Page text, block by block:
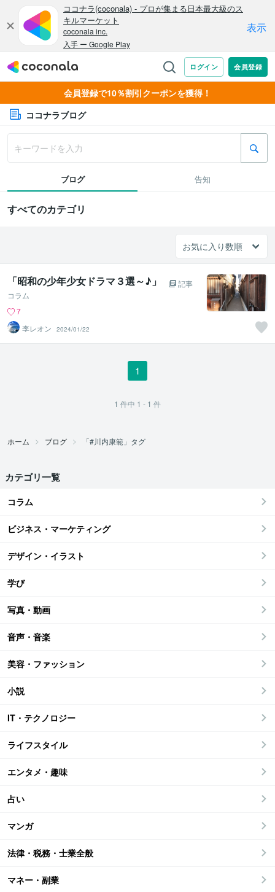
会員登録で10％割引クーポンを獲得！
ココナラブログ
ブログ 告知
すべてのカテゴリ
「昭和の少年少女ドラマ３選～♪」
記事
コラム
7
李レオン
2024/01/22
1
1 件中 1 - 1 件
ホーム ブログ 「#川内康範」タグ
カテゴリ一覧
コラム
ビジネス・マーケティング
デザイン・イラスト
学び
写真・動画
音声・音楽
美容・ファッション
小説
IT・テクノロジー
ライフスタイル
エンタメ・趣味
占い
マンガ
法律・税務・士業全般
マネー・副業